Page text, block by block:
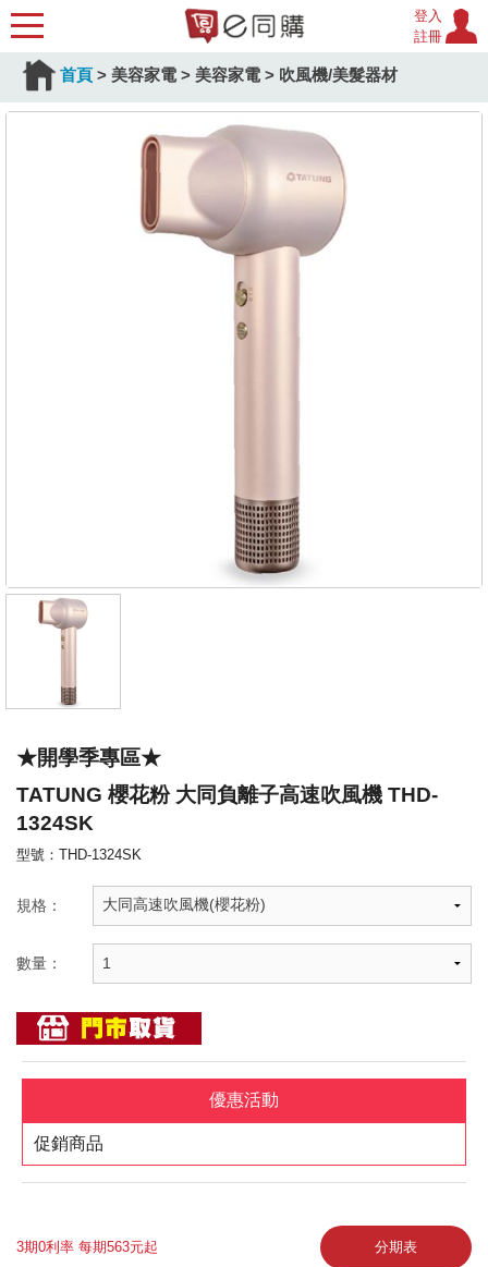
登入
註冊
首頁 > 美容家電 > 美容家電 > 吹風機/美髮器材
★開學季專區★
TATUNG 櫻花粉 大同負離子高速吹風機 THD-
1324SK
型號：THD-1324SK
規格：
數量：
優惠活動
促銷商品
3期0利率 每期563元起 分期表